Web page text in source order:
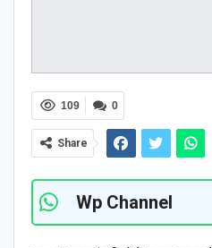
0
109
Share
Wp Channel